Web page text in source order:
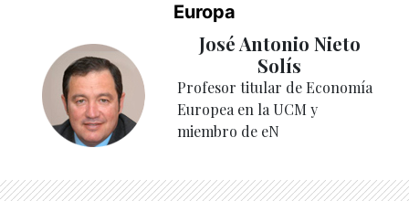
Europa
José Antonio Nieto
Solís
Profesor titular de Economía
Europea en la UCM y
miembro de eN